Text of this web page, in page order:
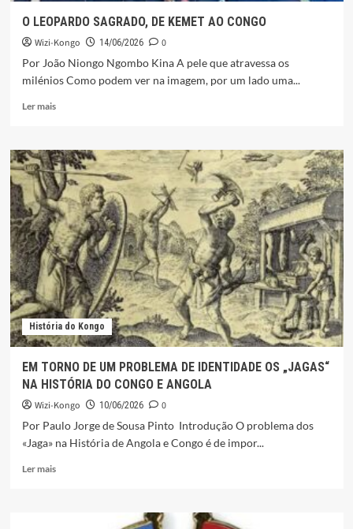
O LEOPARDO SAGRADO, DE KEMET AO CONGO
Wizi-Kongo 14/06/2026
0
Por João Niongo Ngombo Kina A pele que atravessa os
milénios Como podem ver na imagem, por um lado uma...
Ler maisLeia
O
LEOPARDO
SAGRADO,
DE
KEMET
AO
CONGO
História do Kongo
EM TORNO DE UM PROBLEMA DE IDENTIDADE OS „JAGAS“
NA HISTÓRIA DO CONGO E ANGOLA
Wizi-Kongo 10/06/2026
0
Por Paulo Jorge de Sousa Pinto Introdução O problema dos
«Jaga» na História de Angola e Congo é de impor...
Ler maisLeia